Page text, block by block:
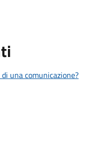
una comunicazione?